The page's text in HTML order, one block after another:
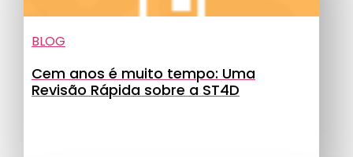
BLOG
Cem anos é muito tempo: Uma
Revisão Rápida sobre a ST4D